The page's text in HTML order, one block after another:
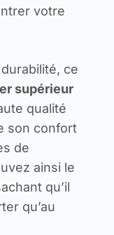
votre
ce
supérieur
qualité
son confort
de
ainsi le
qu’il
qu’au